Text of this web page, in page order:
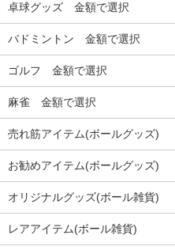
卓球グッズ 金額で選択
バドミントン 金額で選択
ゴルフ 金額で選択
麻雀 金額で選択
売れ筋アイテム(ボールグッズ)
お勧めアイテム(ボールグッズ)
オリジナルグッズ(ボール雑貨)
レアアイテム(ボール雑貨)